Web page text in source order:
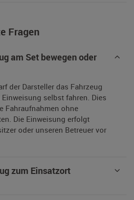
Fragen
am Set bewegen oder
der Darsteller das Fahrzeug
selbst fahren. Dies
Fahraufnahmen ohne
Die Einweisung erfolgt
oder unseren Betreuer vor
zum Einsatzort